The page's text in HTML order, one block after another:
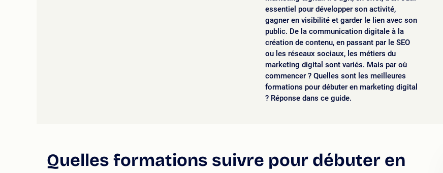
essentiel pour développer son activité,
gagner en visibilité et garder le lien avec son
public. De la communication digitale à la
création de contenu, en passant par le SEO
ou les réseaux sociaux, les métiers du
marketing digital sont variés. Mais par où
commencer ? Quelles sont les meilleures
formations pour débuter en marketing digital
? Réponse dans ce guide.
Quelles formations suivre pour débuter en